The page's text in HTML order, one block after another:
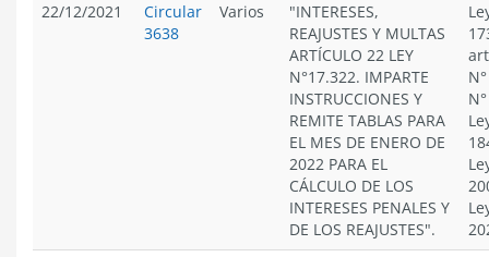
22/12/2021
Circular
3638
Varios
"INTERESES,
REAJUSTES Y MULTAS
ARTÍCULO 22 LEY
N°17.322. IMPARTE
INSTRUCCIONES Y
REMITE TABLAS PARA
EL MES DE ENERO DE
2022 PARA EL
CÁLCULO DE LOS
INTERESES PENALES Y
DE LOS REAJUSTES".